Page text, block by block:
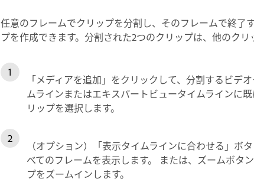
任意のフレームでクリップを分割し、そのフレームで終了
プを作成できます。分割された2つのクリップは、他のクリ
「メディアを追加」をクリックして、分割するビデ
ムラインまたはエキスパートビュータイムラインに
リップを選択します。
（オプション）「表示タイムラインに合わせる」
べてのフレームを表示します。 または、ズームボタ
プをズームインします。